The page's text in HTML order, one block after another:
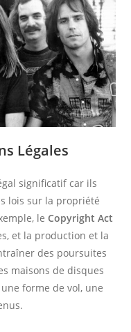
Légales
significatif car ils
lois sur la propriété
le Copyright Act
et la production et la
des poursuites
maisons de disques
forme de vol, une